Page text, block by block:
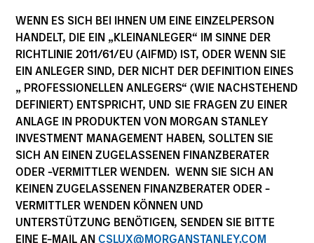
WENN ES SICH BEI IHNEN UM EINE EINZELPERSON
HANDELT, DIE EIN „KLEINANLEGER“ IM SINNE DER
RICHTLINIE 2011/61/EU (AIFMD) IST, ODER WENN SIE
EIN ANLEGER SIND, DER NICHT DER DEFINITION EINES
„ PROFESSIONELLEN ANLEGERS“ (WIE NACHSTEHEND
DEFINIERT) ENTSPRICHT, UND SIE FRAGEN ZU EINER
ANLAGE IN PRODUKTEN VON MORGAN STANLEY
INVESTMENT MANAGEMENT HABEN, SOLLTEN SIE
SICH AN EINEN ZUGELASSENEN FINANZBERATER
ODER -VERMITTLER WENDEN. WENN SIE SICH AN
KEINEN ZUGELASSENEN FINANZBERATER ODER -
VERMITTLER WENDEN KÖNNEN UND
UNTERSTÜTZUNG BENÖTIGEN, SENDEN SIE BITTE
EINE E-MAIL AN CSLUX@MORGANSTANLEY.COM
SECTOR
Consumer
COUNTRY
China
Invested on